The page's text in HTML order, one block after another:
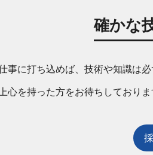
確かな
事に打ち込めば、技術や知識は
心を持った方をお待ちしておりま